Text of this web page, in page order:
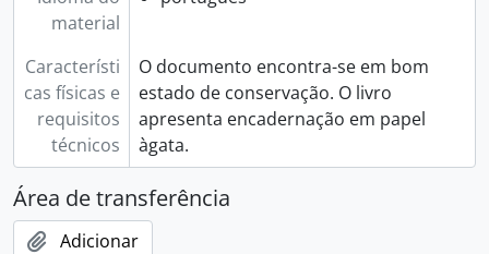
material
Característi
cas físicas e
requisitos
técnicos
O documento encontra-se em bom
estado de conservação. O livro
apresenta encadernação em papel
àgata.
Área de transferência
Adicionar